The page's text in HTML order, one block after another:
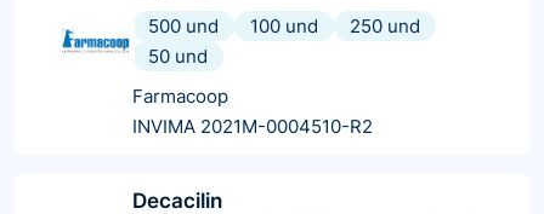
500 und
100 und
250 und
50 und
Farmacoop
INVIMA 2021M-0004510-R2
Decacilin